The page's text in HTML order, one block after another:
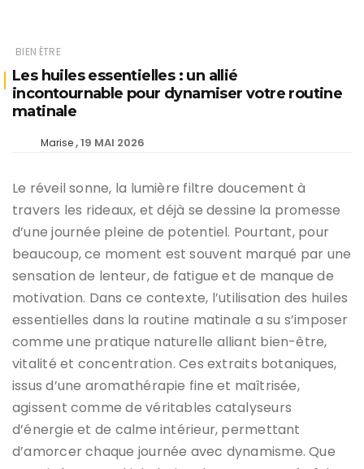
BIEN ÊTRE
Les huiles essentielles : un allié
incontournable pour dynamiser votre routine
matinale
Marise 19 MAI 2026
Le réveil sonne, la lumière filtre doucement à
travers les rideaux, et déjà se dessine la promesse
d’une journée pleine de potentiel. Pourtant, pour
beaucoup, ce moment est souvent marqué par une
sensation de lenteur, de fatigue et de manque de
motivation. Dans ce contexte, l’utilisation des huiles
essentielles dans la routine matinale a su s’imposer
comme une pratique naturelle alliant bien-être,
vitalité et concentration. Ces extraits botaniques,
issus d’une aromathérapie fine et maîtrisée,
agissent comme de véritables catalyseurs
d’énergie et de calme intérieur, permettant
d’amorcer chaque journée avec dynamisme. Que